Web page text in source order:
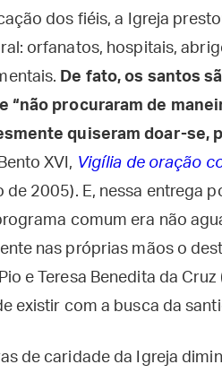
dos fiéis, a Igreja
orfanatos, hospitais,
De fato, os santos
“não procuraram de
quiseram doar-se,
XVI, Vigília de oração
de 2005). E, nessa entrega
comum era não
nas próprias mãos o
e Teresa Benedita da
existir com a busca da
de caridade da Igreja